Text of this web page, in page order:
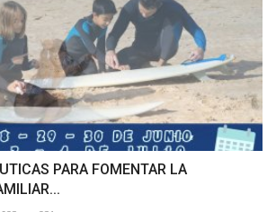
PARA FOMENTAR LA